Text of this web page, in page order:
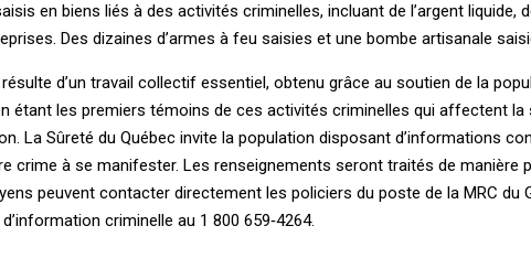
en biens liés à des activités criminelles, incluant de l’argent liquide,
Des dizaines d’armes à feu saisies et une bombe artisanale
d’un travail collectif essentiel, obtenu grâce au soutien de la
étant les premiers témoins de ces activités criminelles qui affectent la
La ­Sûreté du ­Québec invite la population disposant d’informations
crime à se manifester. Les renseignements seront traités de manière
peuvent contacter directement les policiers du poste de la ­MRC du
criminelle au 1 800 659‑4264.